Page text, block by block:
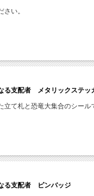
い。
る支配者 メタリックステッ
立て札と恐竜大集合のシール
る支配者 ピンバッジ